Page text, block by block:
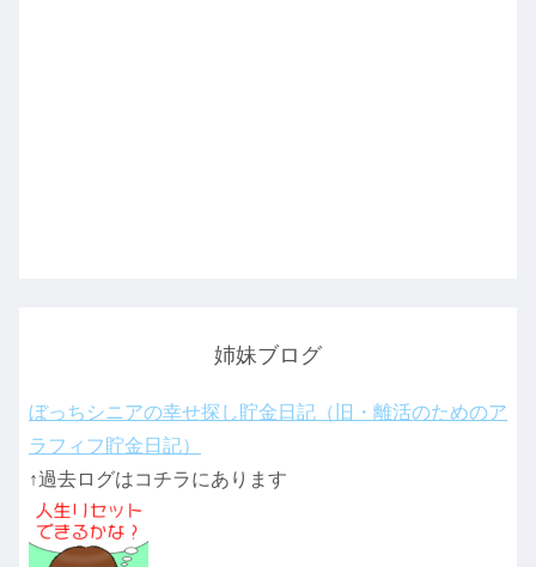
姉妹ブログ
ぼっちシニアの幸せ探し貯金日記（旧・離活のためのア
ラフィフ貯金日記）
↑過去ログはコチラにあります